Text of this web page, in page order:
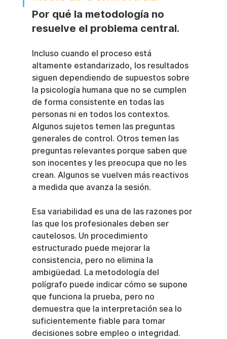
Por qué la metodología no
resuelve el problema central.
Incluso cuando el proceso está
altamente estandarizado, los resultados
siguen dependiendo de supuestos sobre
la psicología humana que no se cumplen
de forma consistente en todas las
personas ni en todos los contextos.
Algunos sujetos temen las preguntas
generales de control. Otros temen las
preguntas relevantes porque saben que
son inocentes y les preocupa que no les
crean. Algunos se vuelven más reactivos
a medida que avanza la sesión.
Esa variabilidad es una de las razones por
las que los profesionales deben ser
cautelosos. Un procedimiento
estructurado puede mejorar la
consistencia, pero no elimina la
ambigüedad. La metodología del
polígrafo puede indicar cómo se supone
que funciona la prueba, pero no
demuestra que la interpretación sea lo
suficientemente fiable para tomar
decisiones sobre empleo o integridad.